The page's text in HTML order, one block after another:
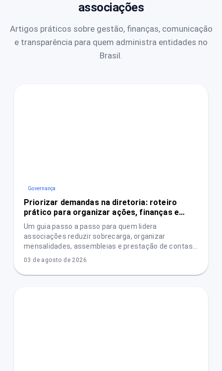
associações
Artigos práticos sobre gestão, finanças, comunicação
e transparência para quem administra entidades no
Brasil.
Governança
Priorizar demandas na diretoria: roteiro
prático para organizar ações, finanças e
transparência
Um guia passo a passo para quem lidera
associações reduzir sobrecarga, organizar
mensalidades, assembleias e prestação de contas
e aumentar a confiança das pessoas associadas.
03 de agosto de 2026